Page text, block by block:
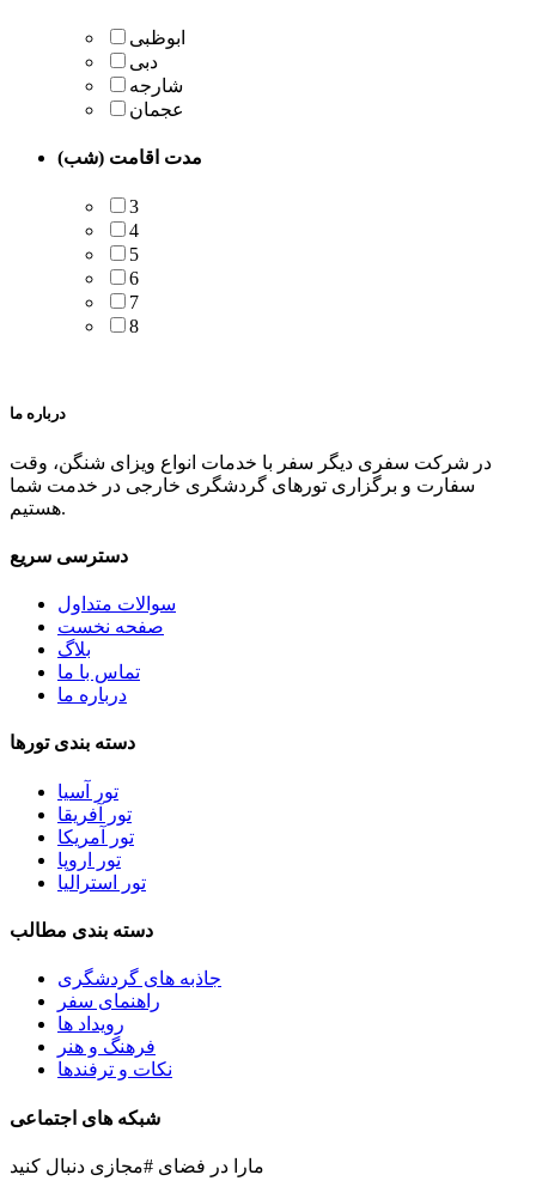
ابوظبی
دبی
شارجه
عجمان
مدت اقامت (شب)
3
4
5
6
7
8
درباره ما
در شرکت سفری دیگر سفر با خدمات انواع ویزای شنگن، وقت
سفارت و برگزاری تورهای گردشگری خارجی در خدمت شما
هستیم.
دسترسی سریع
سوالات متداول
صفحه نخست
بلاگ
تماس با ما
درباره ما
دسته بندی تورها
تور آسیا
تور آفریقا
تور آمریکا
تور اروپا
تور استرالیا
دسته بندی مطالب
جاذبه های گردشگری
راهنمای سفر
رویداد ها
فرهنگ و هنر
نکات و ترفندها
شبکه های اجتماعی
مارا در فضای #مجازی دنبال کنید